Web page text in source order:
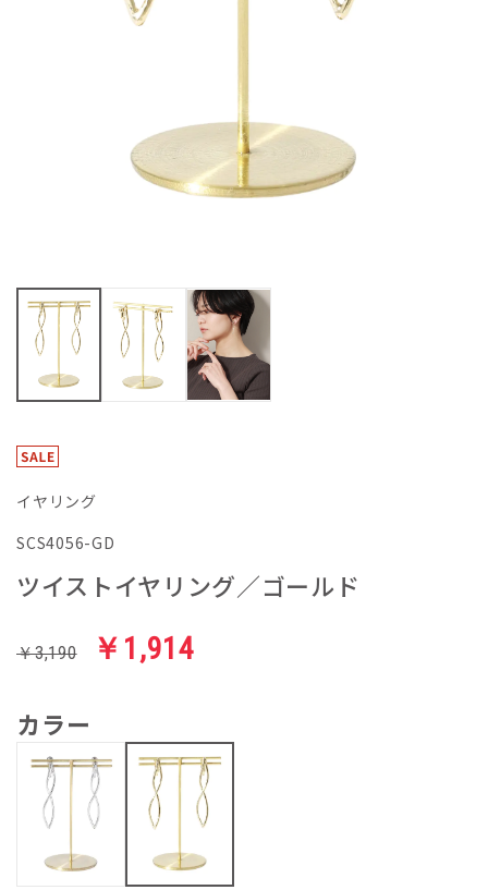
イヤリング
SCS4056-GD
ツイストイヤリング／ゴールド
￥3,190 ￥1,914
カラー